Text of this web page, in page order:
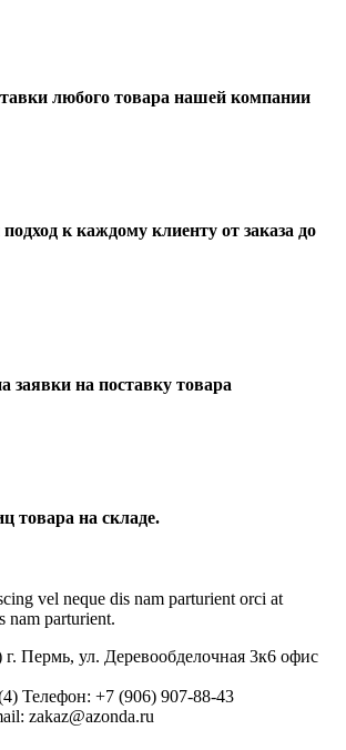
любого товара нашей компании
к каждому клиенту от заказа до
заявки на поставку товара
товара на складе.
vel neque dis nam parturient orci at
nam parturient.
г. Пермь, ул. Деревообделочная 3к6 офис
Телефон: +7 (906) 907-88-43
zakaz@azonda.ru